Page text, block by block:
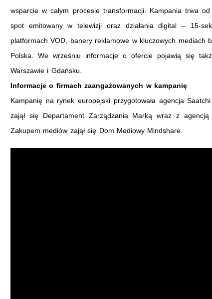
wsparcie w całym procesie transformacji. Kampania trwa
spot emitowany w telewizji oraz działania digital – 15-
platformach VOD, banery reklamowe w kluczowych mediach
Polska. We wrześniu informacje o ofercie pojawią się
Warszawie i Gdańsku.
Informacje o firmach zaangażowanych w kampanię
Kampanię na rynek europejski przygotowała agencja
zajął się Departament Zarządzania Marką wraz z
Zakupem mediów zajął się Dom Mediowy Mindshare.